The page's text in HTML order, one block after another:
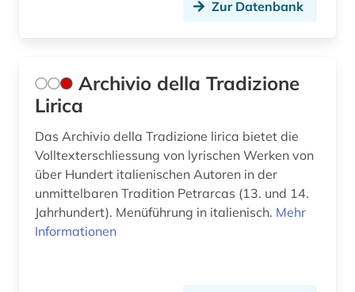
honoré de (1)
humanismus (4)
iberoamerika (2)
Zur Datenbank
Archivio della Tradizione
Lirica
Das Archivio della Tradizione lirica bietet die
Volltexterschliessung von lyrischen Werken von
über Hundert italienischen Autoren in der
unmittelbaren Tradition Petrarcas (13. und 14.
Jahrhundert). Menüführung in italienisch. Mehr
Informationen